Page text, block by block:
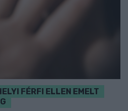
FÉRFI ELLEN EMELT